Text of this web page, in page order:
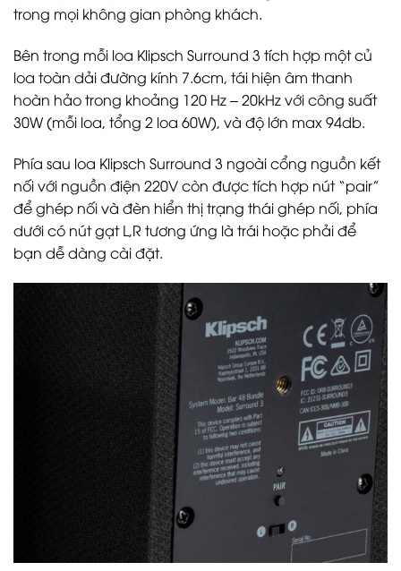
trong mọi không gian phòng khách.
Bên trong mỗi loa Klipsch Surround 3 tích hợp một củ
loa toàn dải đường kính 7.6cm, tái hiện âm thanh
hoàn hảo trong khoảng 120 Hz – 20kHz với công suất
30W (mỗi loa, tổng 2 loa 60W), và độ lớn max 94db.
Phía sau loa Klipsch Surround 3 ngoài cổng nguồn kết
nối với nguồn điện 220V còn được tích hợp nút “pair”
để ghép nối và đèn hiển thị trạng thái ghép nối, phía
dưới có nút gạt L,R tương ứng là trái hoặc phải để
bạn dễ dàng cài đặt.